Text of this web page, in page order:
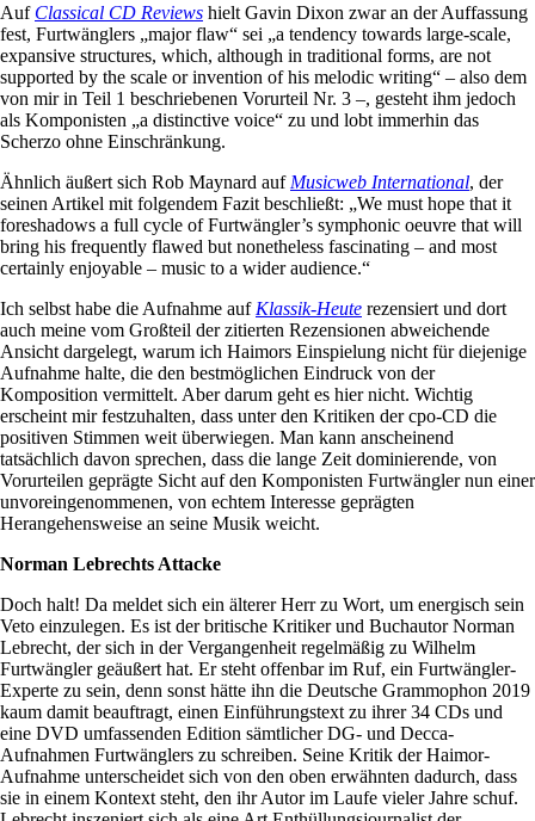
Auf Classical CD Reviews hielt Gavin Dixon zwar an der Auffassung
fest, Furtwänglers „major flaw“ sei „a tendency towards large-scale,
expansive structures, which, although in traditional forms, are not
supported by the scale or invention of his melodic writing“ – also dem
von mir in Teil 1 beschriebenen Vorurteil Nr. 3 –, gesteht ihm jedoch
als Komponisten „a distinctive voice“ zu und lobt immerhin das
Scherzo ohne Einschränkung.
Ähnlich äußert sich Rob Maynard auf Musicweb International, der
seinen Artikel mit folgendem Fazit beschließt: „We must hope that it
foreshadows a full cycle of Furtwängler’s symphonic oeuvre that will
bring his frequently flawed but nonetheless fascinating – and most
certainly enjoyable – music to a wider audience.“
Ich selbst habe die Aufnahme auf Klassik-Heute rezensiert und dort
auch meine vom Großteil der zitierten Rezensionen abweichende
Ansicht dargelegt, warum ich Haimors Einspielung nicht für diejenige
Aufnahme halte, die den bestmöglichen Eindruck von der
Komposition vermittelt. Aber darum geht es hier nicht. Wichtig
erscheint mir festzuhalten, dass unter den Kritiken der cpo-CD die
positiven Stimmen weit überwiegen. Man kann anscheinend
tatsächlich davon sprechen, dass die lange Zeit dominierende, von
Vorurteilen geprägte Sicht auf den Komponisten Furtwängler nun einer
unvoreingenommenen, von echtem Interesse geprägten
Herangehensweise an seine Musik weicht.
Norman Lebrechts Attacke
Doch halt! Da meldet sich ein älterer Herr zu Wort, um energisch sein
Veto einzulegen. Es ist der britische Kritiker und Buchautor Norman
Lebrecht, der sich in der Vergangenheit regelmäßig zu Wilhelm
Furtwängler geäußert hat. Er steht offenbar im Ruf, ein Furtwängler-
Experte zu sein, denn sonst hätte ihn die Deutsche Grammophon 2019
kaum damit beauftragt, einen Einführungstext zu ihrer 34 CDs und
eine DVD umfassenden Edition sämtlicher DG- und Decca-
Aufnahmen Furtwänglers zu schreiben. Seine Kritik der Haimor-
Aufnahme unterscheidet sich von den oben erwähnten dadurch, dass
sie in einem Kontext steht, den ihr Autor im Laufe vieler Jahre schuf.